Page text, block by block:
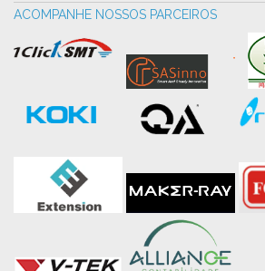
ACOMPANHE NOSSOS PARCEIROS